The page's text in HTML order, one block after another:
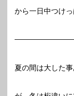
から一日中つけ
夏の間は大した